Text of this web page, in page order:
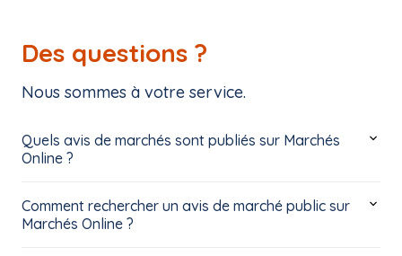
Des questions ?
Nous sommes à votre service.
Quels avis de marchés sont publiés sur Marchés
Online ?
Comment rechercher un avis de marché public sur
Marchés Online ?